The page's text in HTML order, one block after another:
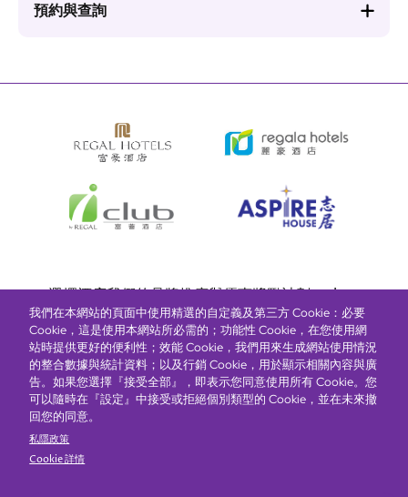
預約與查詢
Bottom
menu
選擇酒店我們的品牌推廣與優惠獎勵計劃e-shop
管理層簡介
搶先一步，掌握最新資訊！
我們在本網站的頁面中使用精選的自定義及第三方 Cookie：必要
Cookie，這是使用本網站所必需的；功能性 Cookie，在您使用網
站時提供更好的便利性；效能 Cookie，我們用來生成網站使用情況
的整合數據與統計資料；以及行銷 Cookie，用於顯示相關內容與廣
告。如果您選擇『接受全部』，即表示您同意使用所有 Cookie。您
可以隨時在『設定』中接受或拒絕個別類型的 Cookie，並在未來撤
回您的同意。
私隱政策
Cookie 詳情